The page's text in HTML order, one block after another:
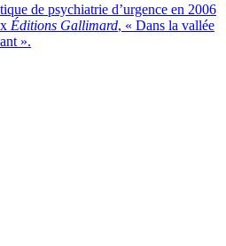
de psychiatrie d’urgence en 2006
Éditions Gallimard, « Dans la vallée
».